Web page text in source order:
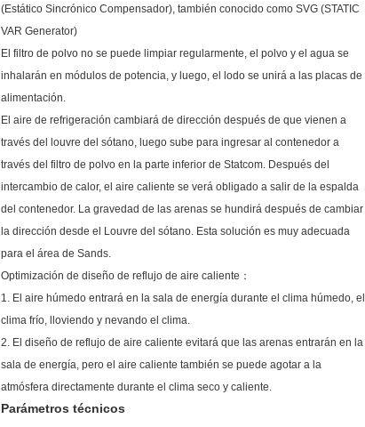
(Estático Sincrónico Compensador), también conocido como SVG (STATIC
VAR Generator)
El filtro de polvo no se puede limpiar regularmente, el polvo y el agua se
inhalarán en módulos de potencia, y luego, el lodo se unirá a las placas de
alimentación.
El aire de refrigeración cambiará de dirección después de que vienen a
través del louvre del sótano, luego sube para ingresar al contenedor a
través del filtro de polvo en la parte inferior de Statcom. Después del
intercambio de calor, el aire caliente se verá obligado a salir de la espalda
del contenedor. La gravedad de las arenas se hundirá después de cambiar
la dirección desde el Louvre del sótano. Esta solución es muy adecuada
para el área de Sands.
Optimización de diseño de reflujo de aire caliente ：
1. El aire húmedo entrará en la sala de energía durante el clima húmedo, el
clima frío, lloviendo y nevando el clima.
2. El diseño de reflujo de aire caliente evitará que las arenas entrarán en la
sala de energía, pero el aire caliente también se puede agotar a la
atmósfera directamente durante el clima seco y caliente.
Parámetros técnicos